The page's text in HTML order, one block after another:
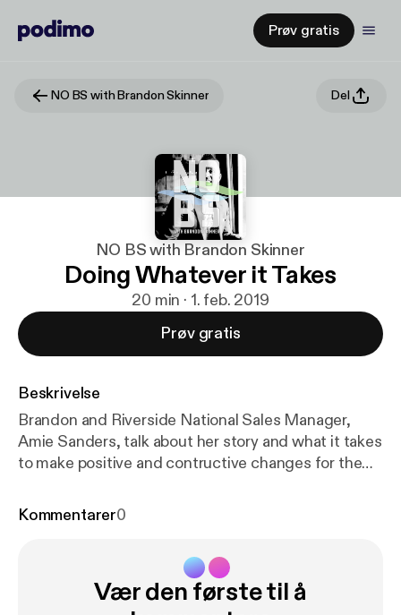
Prøv gratis
NO BS with Brandon Skinner Del
NO BS with Brandon Skinner
Doing Whatever it Takes
20 min · 1. feb. 2019
Prøv gratis
Beskrivelse
Brandon and Riverside National Sales Manager,
Amie Sanders, talk about her story and what it takes
to make positive and contructive changes for the
Kommentarer0
Vær den første til å